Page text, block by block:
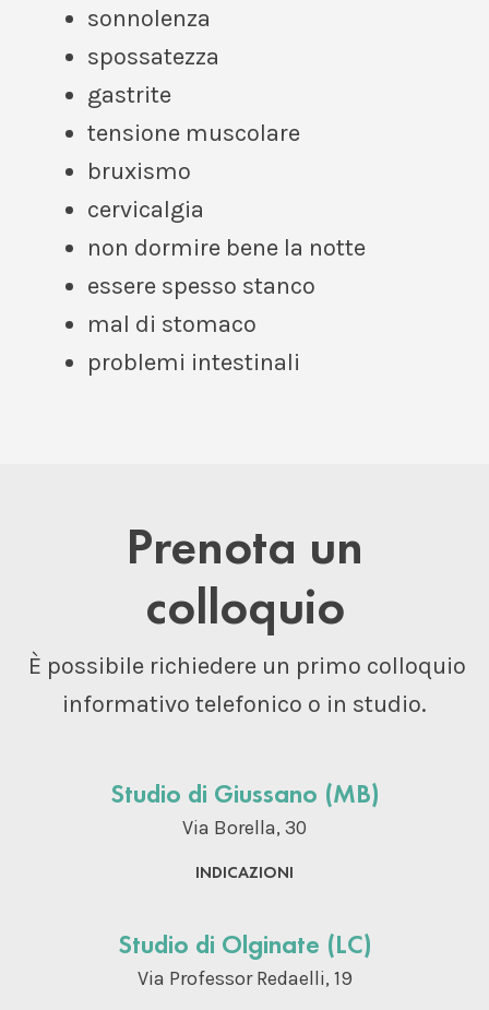
sonnolenza
spossatezza
gastrite
tensione muscolare
bruxismo
cervicalgia
non dormire bene la notte
essere spesso stanco
mal di stomaco
problemi intestinali
Prenota un
colloquio
È possibile richiedere un primo colloquio
informativo telefonico o in studio.
Studio di Giussano (MB)
Via Borella, 30
INDICAZIONI
Studio di Olginate (LC)
Via Professor Redaelli, 19